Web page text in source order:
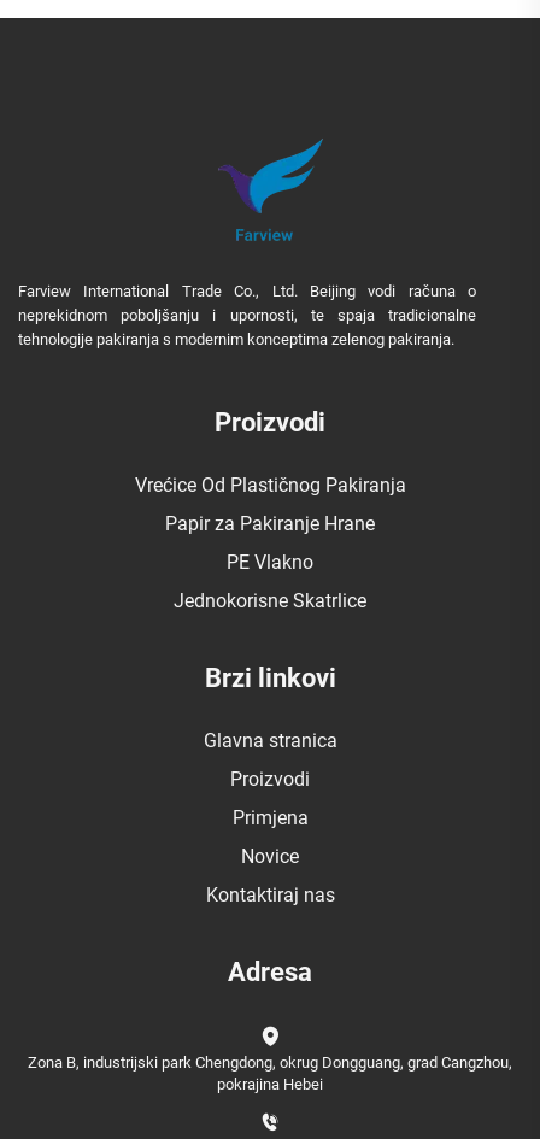
Farview International Trade Co., Ltd. Beijing vodi računa o
neprekidnom poboljšanju i upornosti, te spaja tradicionalne
tehnologije pakiranja s modernim konceptima zelenog pakiranja.
Proizvodi
Vrećice Od Plastičnog Pakiranja
Papir za Pakiranje Hrane
PE Vlakno
Jednokorisne Skatrlice
Brzi linkovi
Glavna stranica
Proizvodi
Primjena
Novice
Kontaktiraj nas
Adresa
Zona B, industrijski park Chengdong, okrug Dongguang, grad Cangzhou,
pokrajina Hebei